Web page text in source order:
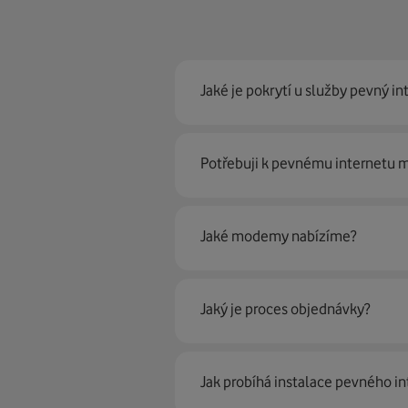
Jaké je pokrytí u služby pevný
Pevný internet můžeme
Potřebuji k pevnému internetu
Ano, potřebujete. Rádi vám ho
poradí naši proškolení prodejci
Jaké modemy nabízíme?
Jaký je proces objednávky?
Krok jedna je určitě ověření
Jak probíhá instalace pevného